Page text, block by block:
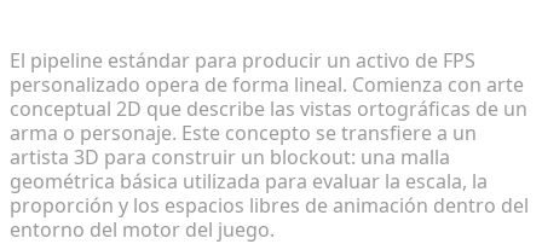
El pipeline estándar para producir un activo de FPS
personalizado opera de forma lineal. Comienza con arte
conceptual 2D que describe las vistas ortográficas de un
arma o personaje. Este concepto se transfiere a un
artista 3D para construir un blockout: una malla
geométrica básica utilizada para evaluar la escala, la
proporción y los espacios libres de animación dentro del
entorno del motor del juego.